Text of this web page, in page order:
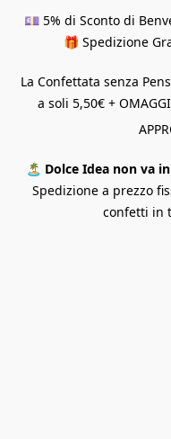
💷 5% di Sconto di
🎁 Spedizione
La Confettata senza
a soli 5,50€ +
🏝️ Dolce Idea non va
Spedizione a prezzo
confetti in